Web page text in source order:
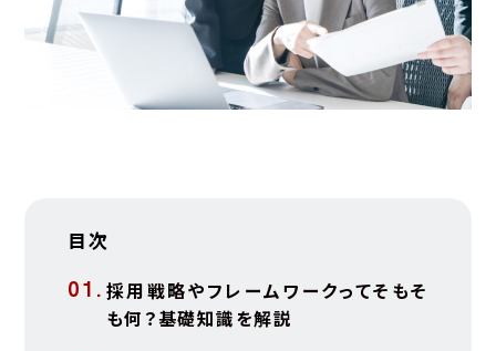
目次
採用戦略やフレームワークってそもそ
も何？基礎知識を解説